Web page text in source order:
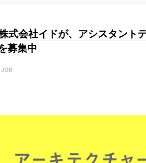
式会社イドが、アシスタント
募集中
JOB